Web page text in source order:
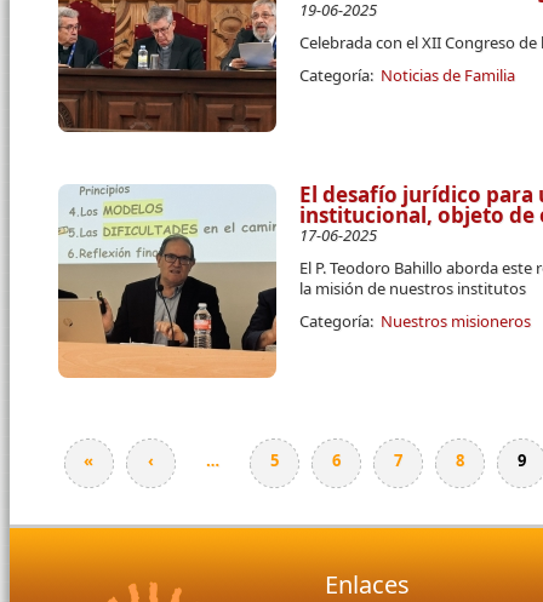
19-06-2025
Celebrada con el XII Congreso
Categoría: Noticias de Familia
El desafío jurídico
institucional, objeto de
17-06-2025
El P. Teodoro Bahillo aborda
la misión de nuestros institutos
Categoría: Nuestros misioneros
Páginas
« ‹ … 5 6 7 8 9
Enlaces